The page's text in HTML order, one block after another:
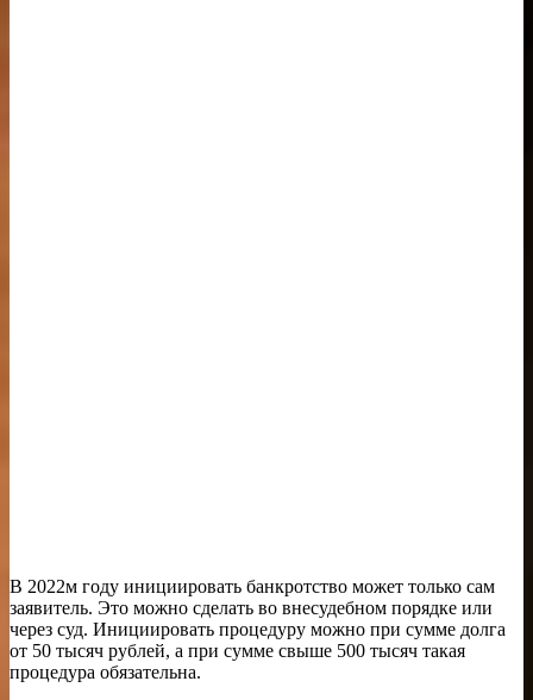
В 2022м году инициировать банкротство может только сам
заявитель. Это можно сделать во внесудебном порядке или
через суд. Инициировать процедуру можно при сумме долга
от 50 тысяч рублей, а при сумме свыше 500 тысяч такая
процедура обязательна.